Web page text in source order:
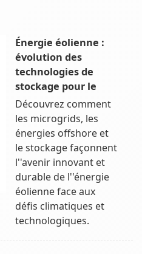
Énergie éolienne :
évolution des
technologies de
stockage pour le
Découvrez comment
les microgrids, les
énergies offshore et
le stockage façonnent
l''avenir innovant et
durable de l''énergie
éolienne face aux
défis climatiques et
technologiques.